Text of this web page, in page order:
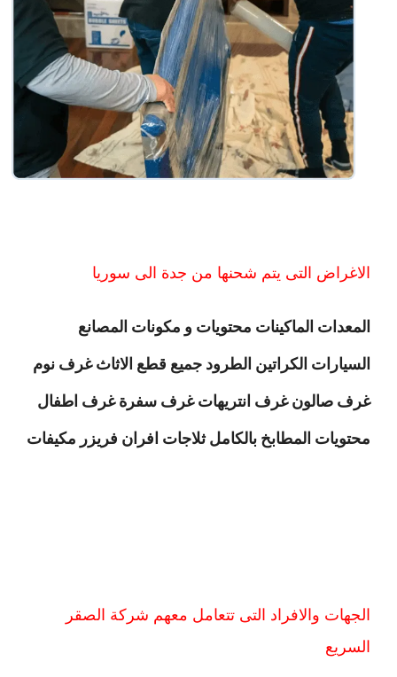
الاغراض التى يتم شحنها من جدة الى سوريا
المعدات الماكينات محتويات و مكونات المصانع
السيارات الكراتين الطرود جميع قطع الاثاث غرف نوم
غرف صالون غرف انتريهات غرف سفرة غرف اطفال
محتويات المطابخ بالكامل ثلاجات افران فريزر مكيفات
الجهات والافراد التى تتعامل معهم شركة الصقر
السريع